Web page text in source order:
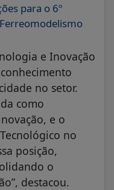
para o 6º
e Inovação
no setor.
como
e o
no
posição,
o
destacou.